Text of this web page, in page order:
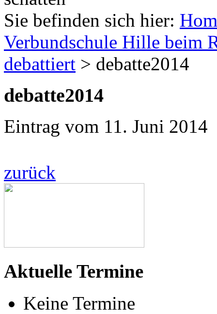
Sie befinden sich hier:
Verbundschule Hille beim
debattiert > debatte2014
debatte2014
Eintrag vom 11. Juni 2014
zurück
Aktuelle Termine
Keine Termine